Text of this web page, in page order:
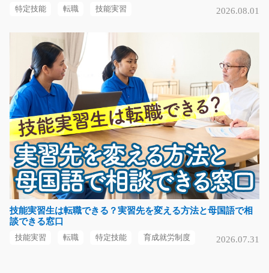
急募
品を作っています(^^…
長期（3ヶ月以上）
時給1100円～
三重県鈴鹿市
気になる
機械に投入する/t01_00465
☆男性の方も活躍中☆難しい作業はありません！！鋼材
を機械に投入するだけ…
長期（3ヶ月以上）
時給1200円～時給1500円
愛知県西尾市
特定技能 転職 技能実習 2026.08.01
技能実習生は転職できる？実習先を変える方法と母国語で相
談できる窓口
技能実習 転職 特定技能 育成就労制度 2026.07.31